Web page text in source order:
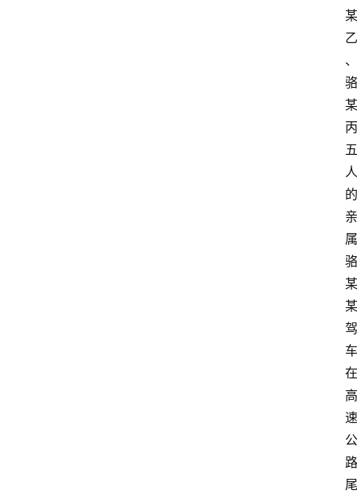
某
乙
、
骆
某
丙
五
人
的
亲
属
骆
某
某
驾
车
在
高
速
公
路
尾